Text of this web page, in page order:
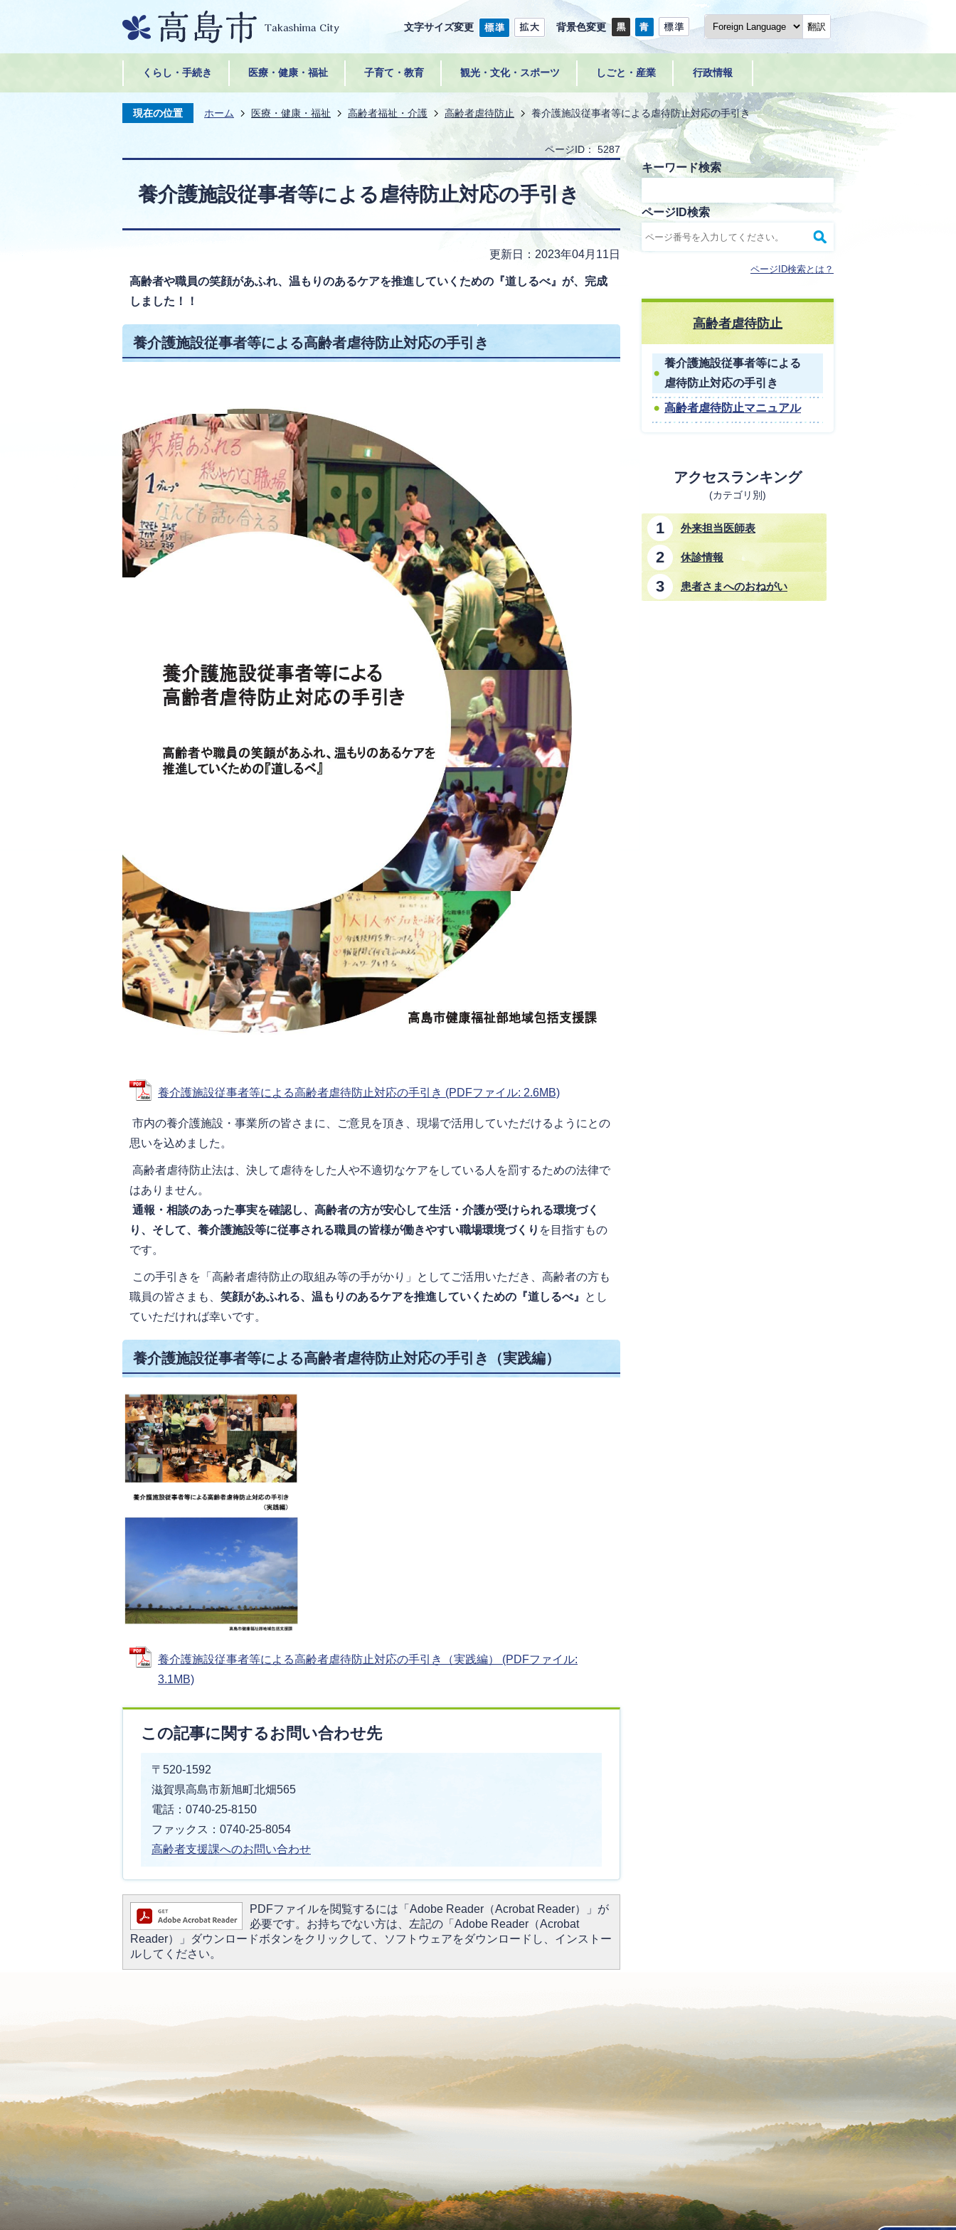
文字サイズ変更 背景色変更 翻訳
くらし・手続き 医療・健康・福祉 子育て・教育 観光・文化・スポーツ しごと・産業 行政情報
現在の位置 ホーム 医療・健康・福祉 高齢者福祉・介護 高齢者虐待防止 養介護施設従事者等による虐待防止対応の手引き
ページID： 5287
養介護施設従事者等による虐待防止対応の手引き
更新日：2023年04月11日
高齢者や職員の笑顔があふれ、温もりのあるケアを推進していくための『道しるべ』が、完成
しました！！
養介護施設従事者等による高齢者虐待防止対応の手引き
養介護施設従事者等による高齢者虐待防止対応の手引き (PDFファイル: 2.6MB)
市内の養介護施設・事業所の皆さまに、ご意見を頂き、現場で活用していただけるようにとの
思いを込めました。
高齢者虐待防止法は、決して虐待をした人や不適切なケアをしている人を罰するための法律で
はありません。
通報・相談のあった事実を確認し、高齢者の方が安心して生活・介護が受けられる環境づく
り、そして、養介護施設等に従事される職員の皆様が働きやすい職場環境づくり を目指すもの
です。
この手引きを「高齢者虐待防止の取組み等の手がかり」としてご活用いただき、高齢者の方も
職員の皆さまも、 笑顔があふれる、温もりのあるケアを推進していくための『道しるべ』
とし
ていただければ幸いです。
養介護施設従事者等による高齢者虐待防止対応の手引き（実践編）
養介護施設従事者等による高齢者虐待防止対応の手引き（実践編） (PDFファイル:
3.1MB)
この記事に関するお問い合わせ先
〒520-1592
滋賀県高島市新旭町北畑565
電話：0740-25-8150
ファックス：0740-25-8054
高齢者支援課へのお問い合わせ
PDFファイルを閲覧するには「Adobe Reader（Acrobat Reader）」が
必要です。お持ちでない方は、左記の「Adobe Reader（Acrobat
Reader）」ダウンロードボタンをクリックして、ソフトウェアをダウンロードし、インストー
ルしてください。
キーワード検索
ページID検索
ページID検索とは？
高齢者虐待防止
養介護施設従事者等による
虐待防止対応の手引き
高齢者虐待防止マニュアル
アクセスランキング
(カテゴリ別)
外来担当医師表
休診情報
患者さまへのおねがい